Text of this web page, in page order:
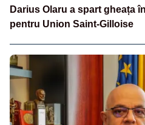
Darius Olaru a spart gheața
pentru Union Saint-Gilloise